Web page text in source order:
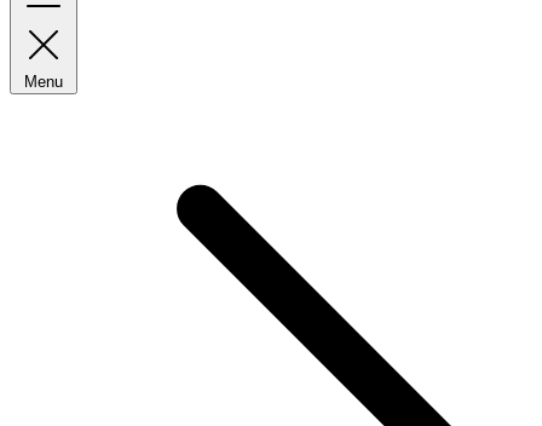
Menu